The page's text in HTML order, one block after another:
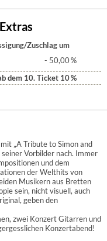
Zuschlag um
- 50,00%
dem 10. Ticket 10%
„A Tribute to Simon and
Vorbilder nach. Immer
und dem
der Welthits von
Musikern aus Bretten
sein, nicht visuell, auch
geben den
zwei Konzert Gitarren und
Konzertabend!